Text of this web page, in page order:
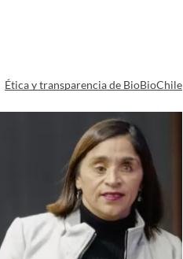
Ética y transparencia de BioBioChile